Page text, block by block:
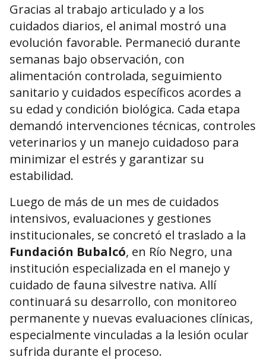
Gracias al trabajo articulado y a los
cuidados diarios, el animal mostró una
evolución favorable. Permaneció durante
semanas bajo observación, con
alimentación controlada, seguimiento
sanitario y cuidados específicos acordes a
su edad y condición biológica. Cada etapa
demandó intervenciones técnicas, controles
veterinarios y un manejo cuidadoso para
minimizar el estrés y garantizar su
estabilidad.
Luego de más de un mes de cuidados
intensivos, evaluaciones y gestiones
institucionales, se concretó el traslado a la
Fundación Bubalcó, en Río Negro, una
institución especializada en el manejo y
cuidado de fauna silvestre nativa. Allí
continuará su desarrollo, con monitoreo
permanente y nuevas evaluaciones clínicas,
especialmente vinculadas a la lesión ocular
sufrida durante el proceso.